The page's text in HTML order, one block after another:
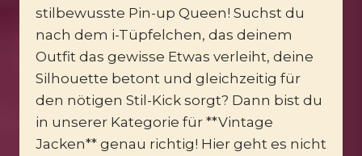
stilbewusste Pin-up Queen! Suchst du
nach dem i-Tüpfelchen, das deinem
Outfit das gewisse Etwas verleiht, deine
Silhouette betont und gleichzeitig für
den nötigen Stil-Kick sorgt? Dann bist du
in unserer Kategorie für **Vintage
Jacken** genau richtig! Hier geht es nicht